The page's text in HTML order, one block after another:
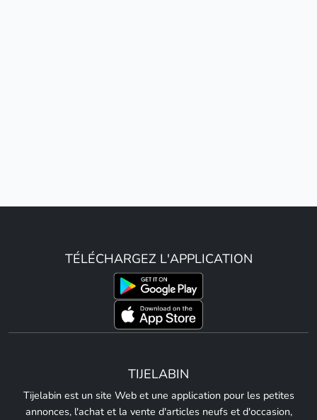
TÉLÉCHARGEZ L'APPLICATION
TIJELABIN
Tijelabin est un site Web et une application pour les petites
annonces, l'achat et la vente d'articles neufs et d'occasion,